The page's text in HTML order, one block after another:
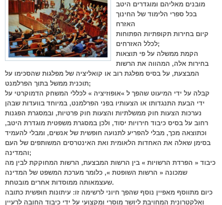
מובנים מאליהם ומוגדרים היטב
בכל ספרי הלימוד של החינוך
האזרח
קיום בחירות תקופתיות הפתוחות
לכלל האזרחים;
הקמת ממשלה על פי תוצאות
בחירות אלה, המהווה את הרשות
המבצעת, על בסיס מפלגת רוב או קואליציה של מפלגות שהסכימו על
תוכנית ממשל בתוך הפרלמנט;
קבלה על ידי המיעוט שהפך ל »אופוזיציה » לכללי המשחק הדמוקרטי על
ידי הבעת התנגדותו או הצעותיו בפני הפרלמנט, במיוחד בוועדות שבהן
נערכות הצעות חוק ממשלתיות והצעות חוק פרטיות, ובמסגרת הפגנות
רחוב על בסיס כיבוד חירויות יסוד, ולכן במסגרת משפטית מוגדרת היטב,
וכתוצאה מכך, מבלי להפריע לתנועה חופשית של אנשים, ומבלי להעמיד
בסימן שאלה את האחדות הלאומית ואת האינטרסים המשותפים של העם
והמדינה;
כיבוד « הפרדת הרשויות » בין הרשות המבצעת, הרשות המחוקקת לבין מה
שמכונה « הרשות השופטת », כלומר מערכת המשפט של המדינה
שעצמאותה ממוסדות אחרים מובטחת.
כיום מתווסף מאפיין נוסף שהפך חיוני לרשימה זו: עיתונות חופשית כתובה
ואלקטרונית המחויבת ליושר מוסרי ומקצועי על ידי כיבוד החובה לרעיין